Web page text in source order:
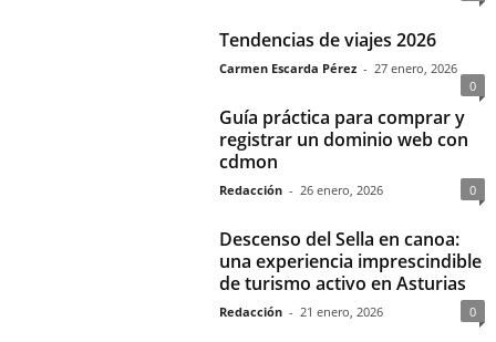
Tendencias de viajes 2026
Carmen Escarda Pérez - 27 enero, 2026
0
Guía práctica para comprar y
registrar un dominio web con
cdmon
Redacción - 26 enero, 2026 0
Descenso del Sella en canoa:
una experiencia imprescindible
de turismo activo en Asturias
Redacción - 21 enero, 2026 0